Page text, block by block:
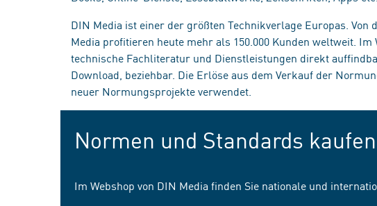
DIN Media ist einer der größten Technikverlage Europas. Von
Media profitieren heute mehr als 150.000 Kunden weltweit. Im
technische Fachliteratur und Dienstleistungen direkt
Download, beziehbar. Die Erlöse aus dem Verkauf der
neuer Normungsprojekte verwendet.
Normen und Standards kaufen
Im Webshop von DIN Media finden Sie nationale und